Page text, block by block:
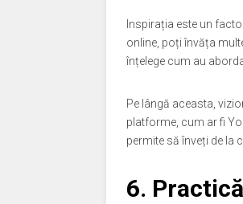
Inspirația este un
online, poți învăța
înțelege cum au
Pe lângă aceasta,
platforme, cum ar fi
permite să înveți de la
6.